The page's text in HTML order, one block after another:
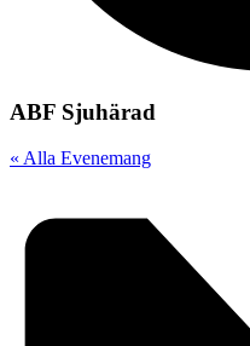
ABF Sjuhärad
« Alla Evenemang